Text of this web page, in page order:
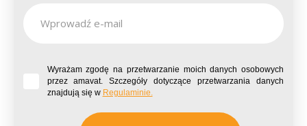
Wyrażam zgodę na przetwarzanie moich danych osobowych
przez amavat. Szczegóły dotyczące przetwarzania danych
znajdują się w Regulaminie.